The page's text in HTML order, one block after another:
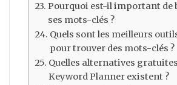
Pourquoi est-il important de
ses mots-clés ?
Quels sont les meilleurs
pour trouver des mots-clés ?
Quelles alternatives
Keyword Planner existent ?